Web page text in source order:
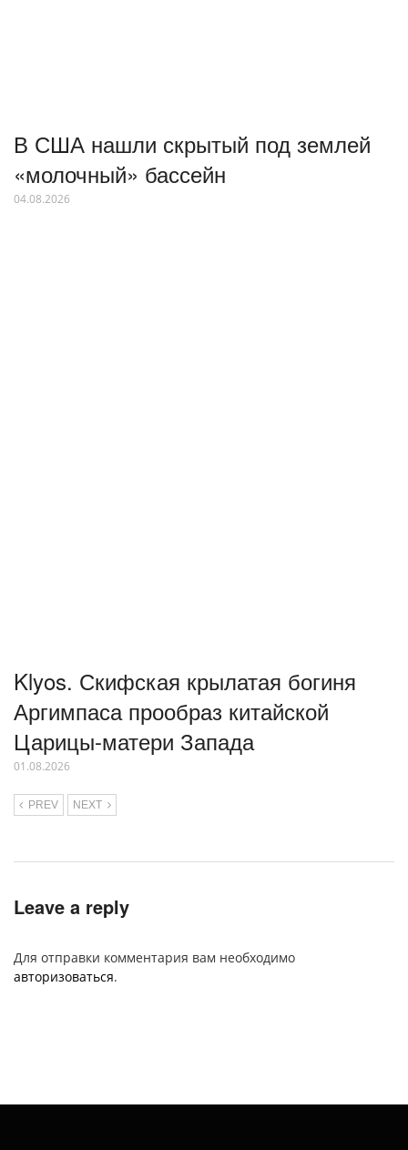
В США нашли скрытый под землей
«молочный» бассейн
04.08.2026
Klyos. Скифская крылатая богиня
Аргимпаса прообраз китайской
Царицы-матери Запада
01.08.2026
PREV NEXT
Leave a reply
Для отправки комментария вам необходимо
авторизоваться.